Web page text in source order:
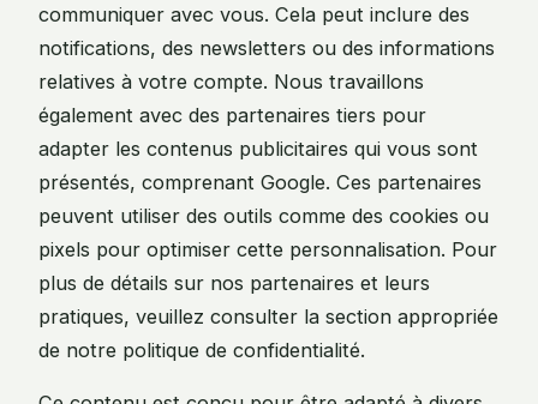
communiquer avec vous. Cela peut inclure des
notifications, des newsletters ou des informations
relatives à votre compte. Nous travaillons
également avec des partenaires tiers pour
adapter les contenus publicitaires qui vous sont
présentés, comprenant Google. Ces partenaires
peuvent utiliser des outils comme des cookies ou
pixels pour optimiser cette personnalisation. Pour
plus de détails sur nos partenaires et leurs
pratiques, veuillez consulter la section appropriée
de notre politique de confidentialité.